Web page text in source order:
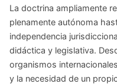
La doctrina ampliamente
plenamente autónoma
independencia
didáctica y legislativa.
organismos
y la necesidad de un